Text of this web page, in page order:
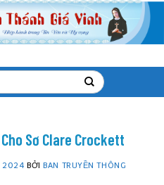
Sơ Clare Crockett
2024 BỞIBAN TRUYỀN THÔNG